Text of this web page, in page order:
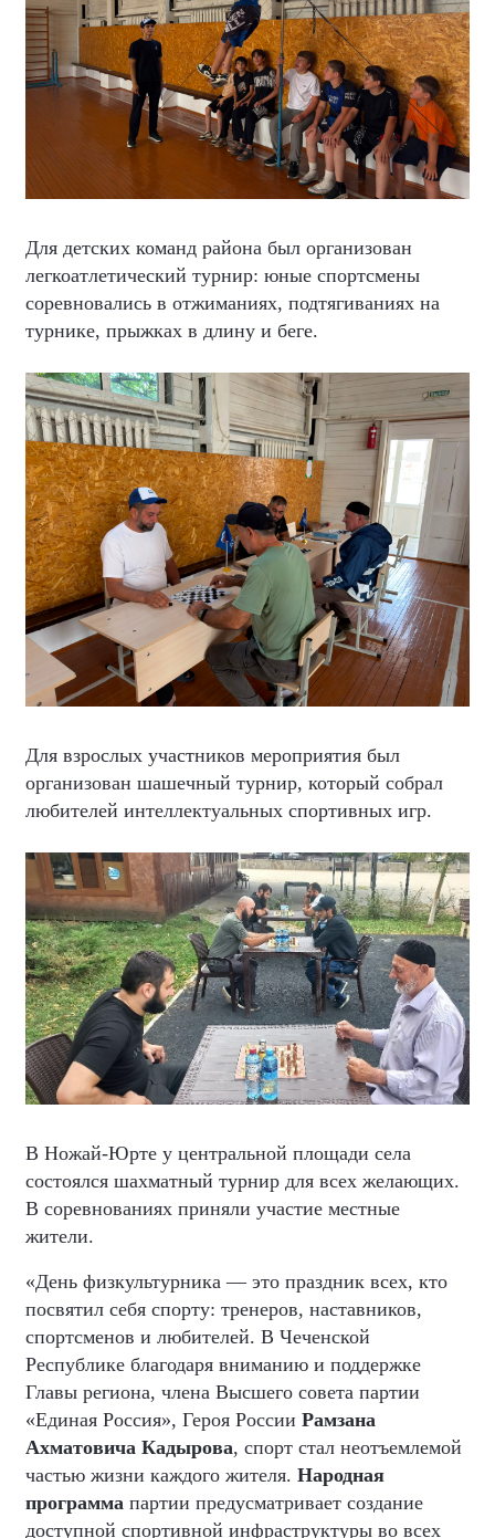
Для детских команд района был организован
легкоатлетический турнир: юные спортсмены
соревновались в отжиманиях, подтягиваниях на
турнике, прыжках в длину и беге.
Для взрослых участников мероприятия был
организован шашечный турнир, который собрал
любителей интеллектуальных спортивных игр.
В Ножай-Юрте у центральной площади села
состоялся шахматный турнир для всех желающих.
В соревнованиях приняли участие местные
жители.
«День физкультурника — это праздник всех, кто
посвятил себя спорту: тренеров, наставников,
спортсменов и любителей. В Чеченской
Республике благодаря вниманию и поддержке
Главы региона, члена Высшего совета партии
«Единая Россия», Героя России Рамзана
Ахматовича Кадырова, спорт стал неотъемлемой
частью жизни каждого жителя. Народная
программа партии предусматривает создание
доступной спортивной инфраструктуры во всех